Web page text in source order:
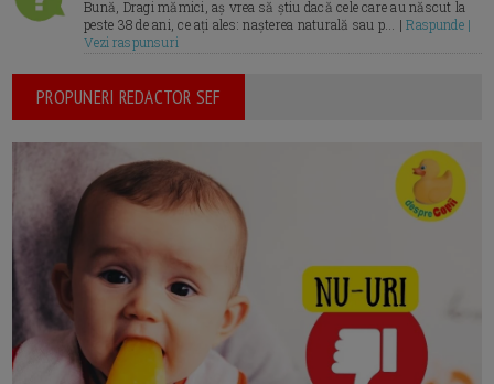
Bună, Dragi mămici, aș vrea să știu dacă cele care au născut la
peste 38 de ani, ce ați ales: nașterea naturală sau p... |Raspunde |
Vezi raspunsuri
PROPUNERI REDACTOR SEF